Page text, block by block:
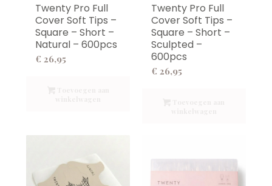
Twenty Pro Full
Cover Soft Tips –
Square – Short –
Natural – 600pcs
€ 26,95
Twenty Pro Full
Cover Soft Tips –
Square – Short –
Sculpted –
600pcs
€ 26,95